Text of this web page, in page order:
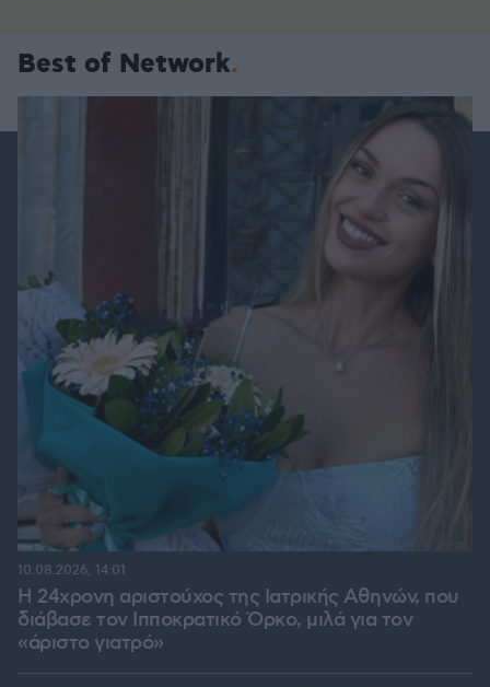
Best of Network
Η 24χρονη αριστούχος της Ιατρικής Αθηνών, που
διάβασε τον Ιπποκρατικό Όρκο, μιλά για τον
«άριστο γιατρό»
10.08.2026, 14:01